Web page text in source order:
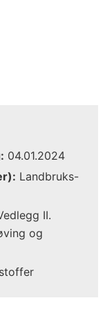
04.01.2024
Landbruks-
II.
og